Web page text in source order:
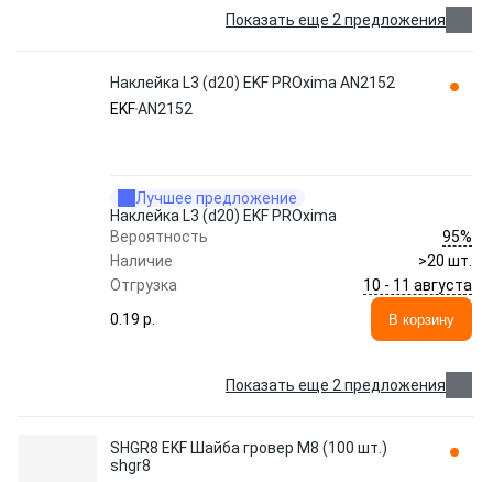
Показать еще 2 предложения
Наклейка L3 (d20) EKF PROxima AN2152
EKFAN2152
Лучшее предложение
Наклейка L3 (d20) EKF PROxima
Вероятность
95%
Наличие
>20 шт.
Отгрузка
10 - 11 августа
0.19 p.
В корзину
Показать еще 2 предложения
SHGR8 EKF Шайба гровер M8 (100 шт.)
shgr8